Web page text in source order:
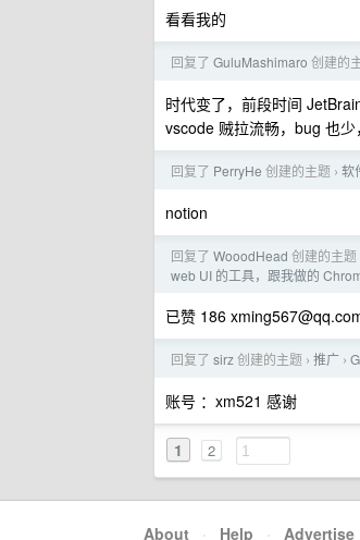
看看我的
回复了 GuluMashimaro 创建的
时代变了，前段时间
vscode 贼拉流畅，bug 也
回复了 PerryHe 创建的主题 › 软
notion
回复了 WooodHead 创建的主题
web UI 的工具，跟我做的
已赞 186
回复了 sirz创建的主题 › 推广 ›
账号 ：xm521 感谢
1 2
About · Help · Advertise